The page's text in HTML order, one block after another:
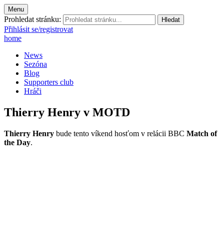
Menu
Prohledat stránku:
Přihlásit se/registrovat
home
News
Sezóna
Blog
Supporters club
Hráči
Thierry Henry v MOTD
Thierry Henry bude tento víkend hosťom v relácii BBC Match of
the Day.